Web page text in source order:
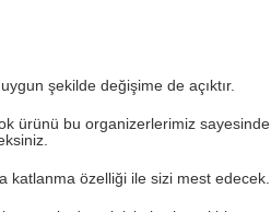
şekilde değişime de açıktır.
ürünü bu organizerlerimiz sayesinde
katlanma özelliği ile sizi mest edecek.